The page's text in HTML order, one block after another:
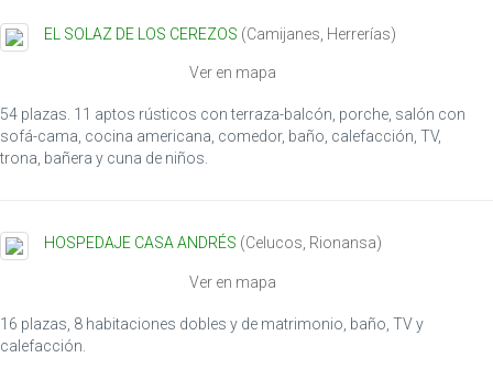
EL SOLAZ DE LOS CEREZOS (Camijanes Herrerías)
Ver en mapa
54 plazas. 11 aptos rústicos con terraza-balcón, porche, salón con
sofá-cama, cocina americana, comedor, baño, calefacción, TV,
trona, bañera y cuna de niños.
HOSPEDAJE CASA ANDRÉS (Celucos, Rionansa)
Ver en mapa
16 plazas, 8 habitaciones dobles y de matrimonio, baño, TV y
calefacción.